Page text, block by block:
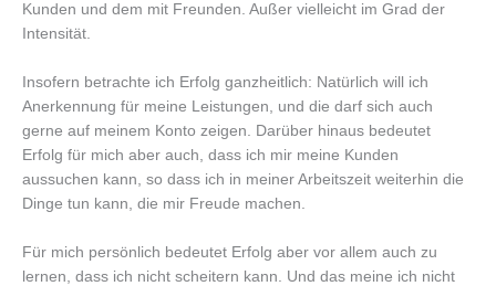
Kunden und dem mit Freunden. Außer vielleicht im Grad der
Intensität.
Insofern betrachte ich Erfolg ganzheitlich: Natürlich will ich
Anerkennung für meine Leistungen, und die darf sich auch
gerne auf meinem Konto zeigen. Darüber hinaus bedeutet
Erfolg für mich aber auch, dass ich mir meine Kunden
aussuchen kann, so dass ich in meiner Arbeitszeit weiterhin die
Dinge tun kann, die mir Freude machen.
Für mich persönlich bedeutet Erfolg aber vor allem auch zu
lernen, dass ich nicht scheitern kann. Und das meine ich nicht